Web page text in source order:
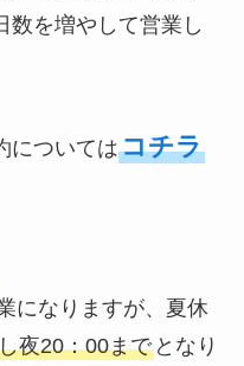
数を増やして営業し
についてはコチラ
になりますが、夏休
夜20：00までとなり